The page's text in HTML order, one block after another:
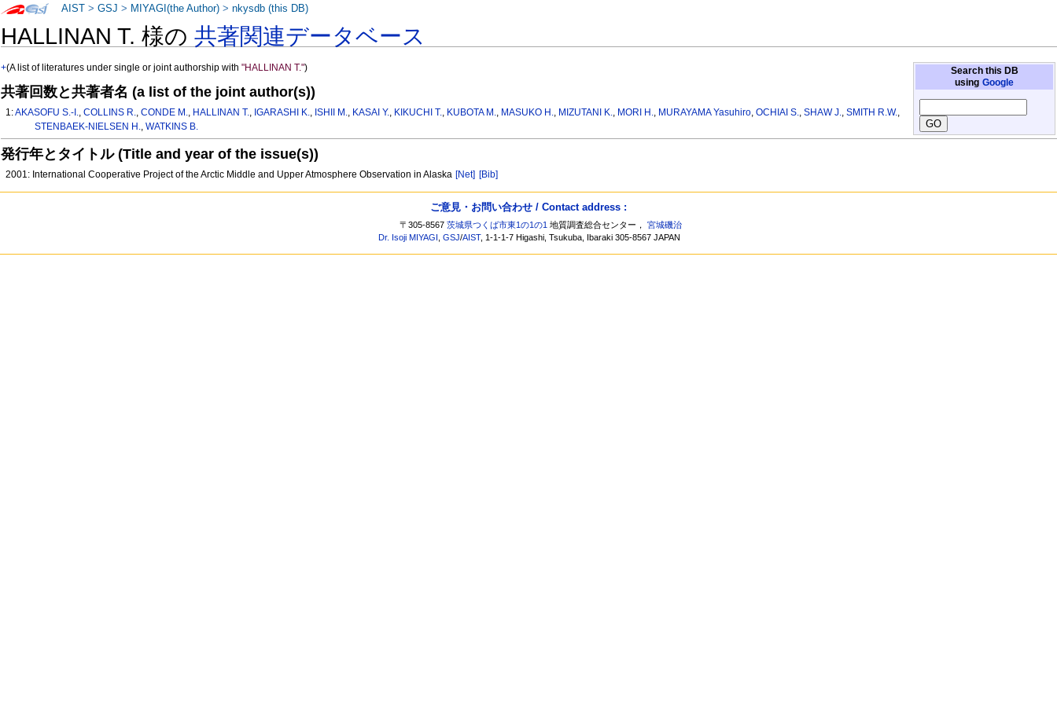
HALLINAN T. 様の共著関連データベース
Search this DB
using Google
+(A list of literatures under single or joint authorship with"HALLINAN T.")
共著回数と共著者名 (a list of the joint author(s))
1:AKASOFU S.-I.,COLLINS R.,CONDE M., HALLINAN T., IGARASHI K., ISHII M., KASAI Y., KIKUCHI T., KUBOTA M., MASUKO H., MIZUTANI K., MORI H., MURAYAMA Yasuhiro,OCHIAI S.,SHAW J.,SMITH R.W.,
STENBAEK-NIELSEN H., WATKINS B.
発行年とタイトル (Title and year of the issue(s))
2001: International Cooperative Project of the Arctic Middle and Upper Atmosphere Observation in Alaska [Net] [Bib]
AIST >GSJ > MIYAGI(the Author) >nkysdb (this DB)
ご意見・お問い合わせ / Contact address :
〒305-8567茨城県つくば市東1の1の1 地質調査総合センター，宮城磯治
Dr. Isoji MIYAGI ,GSJ/AIST, 1-1-1-7 Higashi, Tsukuba, Ibaraki 305-8567 JAPAN